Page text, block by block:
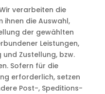
verarbeiten die
ihnen die Auswahl,
der gewählten
Leistungen,
Zustellung, bzw.
Sofern für die
erforderlich, setzen
Post-, Speditions-